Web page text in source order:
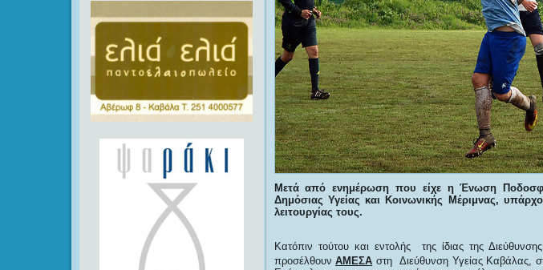
Μετά από ενημέρωση που είχε η Ένωση
Δημόσιας Υγείας και Κοινωνικής Μέριμνας,
λειτουργίας τους.
Κατόπιν τούτου και εντολής της ίδιας της
προσέλθουνΑΜΕΣΑ στη Διεύθυνση Υγείας Καβάλας,